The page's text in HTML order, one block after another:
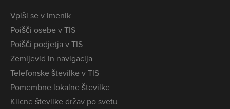
Vpiši se v imenik
Poišči osebe v TIS
Poišči podjetja v TIS
Zemljevid in navigacija
Telefonske številke v TIS
Pomembne lokalne številke
Klicne številke držav po svetu